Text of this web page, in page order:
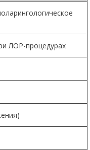
ЛОР-процедурах